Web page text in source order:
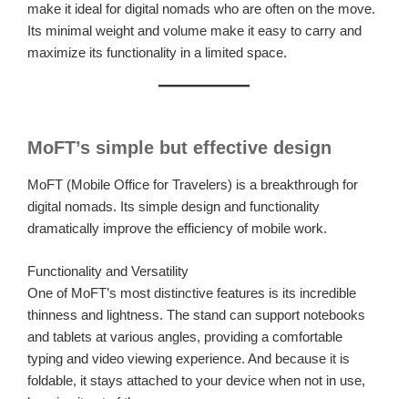
make it ideal for digital nomads who are often on the move.
Its minimal weight and volume make it easy to carry and
maximize its functionality in a limited space.
MoFT’s simple but effective design
MoFT (Mobile Office for Travelers) is a breakthrough for
digital nomads. Its simple design and functionality
dramatically improve the efficiency of mobile work.
Functionality and Versatility
One of MoFT’s most distinctive features is its incredible
thinness and lightness. The stand can support notebooks
and tablets at various angles, providing a comfortable
typing and video viewing experience. And because it is
foldable, it stays attached to your device when not in use,